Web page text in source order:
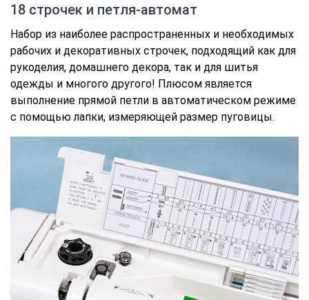
18 строчек и петля-автомат
Набор из наиболее распространенных и необходимых
рабочих и декоративных строчек, подходящий как для
рукоделия, домашнего декора, так и для шитья
одежды и многого другого! Плюсом является
выполнение прямой петли в автоматическом режиме
с помощью лапки, измеряющей размер пуговицы.